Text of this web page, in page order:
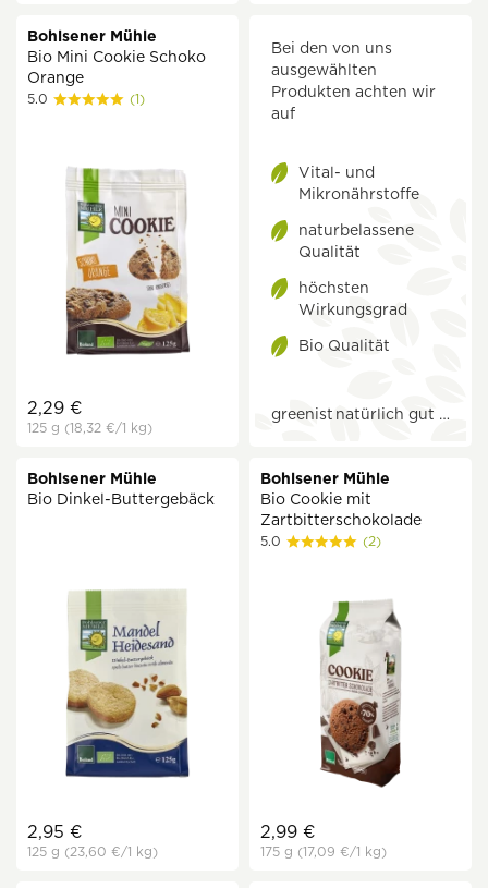
Bohlsener Mühle
Bio Mini Cookie Schoko
Orange
5.0 (1)
2,29 €
125 g (18,32 €/1 kg)
Bei den von uns
ausgewählten
Produkten achten wir
auf
Vital- und
Mikronährstoffe
naturbelassene
Qualität
höchsten
Wirkungsgrad
Bio Qualität
greenist natürlich gut …
Bohlsener Mühle
Bio Dinkel-Buttergebäck
2,95 €
125 g (23,60 €/1 kg)
Bohlsener Mühle
Bio Cookie mit
Zartbitterschokolade
5.0 (2)
2,99 €
175 g (17,09 €/1 kg)